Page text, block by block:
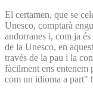
El certamen, que se
Unesco, comptarà
andorranes i, com ja
de la Unesco, en
través de la pau i la
fàcilment ens entenem
com un idioma a part"